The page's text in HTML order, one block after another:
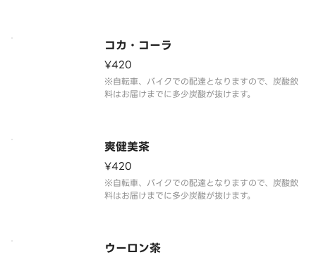
コカ・コーラ
¥420
※自転車、バイクでの配達となりますので、炭酸飲
料はお届けまでに多少炭酸が抜けます。
爽健美茶
¥420
※自転車、バイクでの配達となりますので、炭酸飲
料はお届けまでに多少炭酸が抜けます。
ウーロン茶